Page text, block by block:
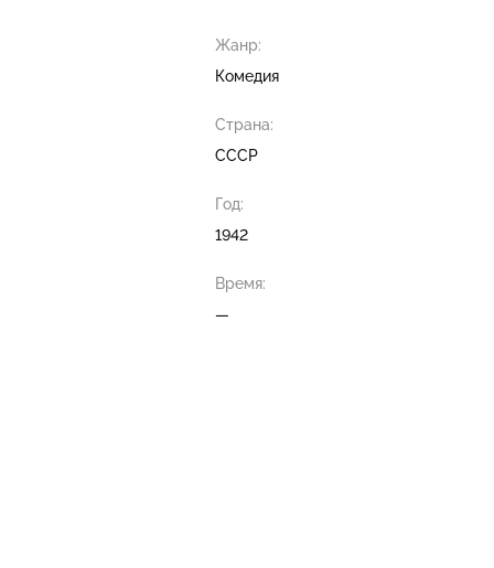
Жанр:
Комедия
Страна:
СССР
Год:
1942
Время:
—